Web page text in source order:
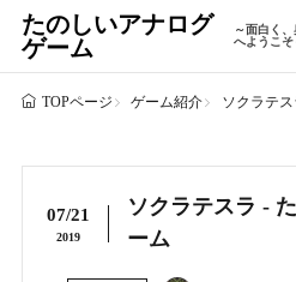
たのしいアナログ
ゲーム
～面白く
へようこそ
TOPページ ゲーム紹介 ソクラテ
07/21
2019
ソクラテスラ -
ーム